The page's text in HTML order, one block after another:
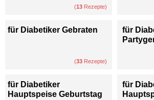
(13 Rezepte)
für Diabetiker Gebraten
(33 Rezepte)
für
für Diabetiker
Hauptspeise Geburtstag
für